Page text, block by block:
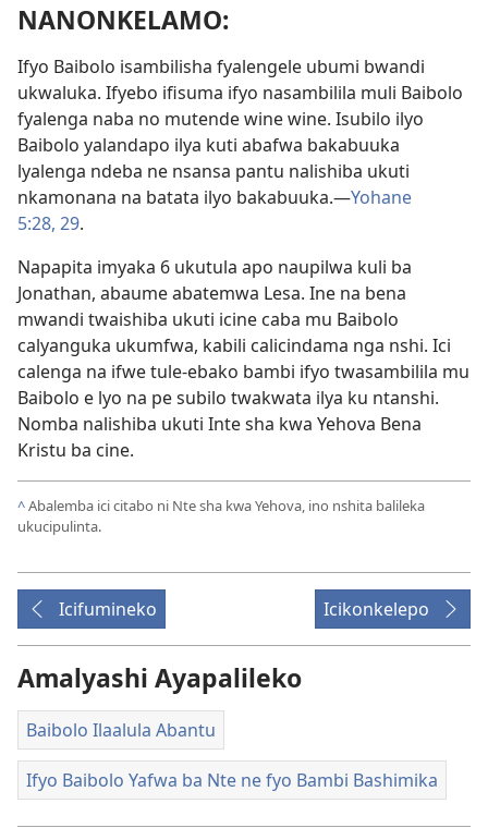
NANONKELAMO:
Ifyo Baibolo isambilisha fyalengele ubumi bwandi
ukwaluka. Ifyebo ifisuma ifyo nasambilila muli Baibolo
fyalenga naba no mutende wine wine. Isubilo ilyo
Baibolo yalandapo ilya kuti abafwa bakabuuka
lyalenga ndeba ne nsansa pantu nalishiba ukuti
nkamonana na batata ilyo bakabuuka.—Yohane
5:28, 29.
Napapita imyaka 6 ukutula apo naupilwa kuli ba
Jonathan, abaume abatemwa Lesa. Ine na bena
mwandi twaishiba ukuti icine caba mu Baibolo
calyanguka ukumfwa, kabili calicindama nga nshi. Ici
calenga na ifwe tule-ebako bambi ifyo twasambilila mu
Baibolo e lyo na pe subilo twakwata ilya ku ntanshi.
Nomba nalishiba ukuti Inte sha kwa Yehova Bena
Kristu ba cine.
^Abalemba ici citabo ni Nte sha kwa Yehova, ino nshita balileka
ukucipulinta.
Icifumineko Icikonkelepo
Amalyashi Ayapalileko
Baibolo Ilaalula Abantu
Ifyo Baibolo Yafwa ba Nte ne fyo Bambi Bashimika